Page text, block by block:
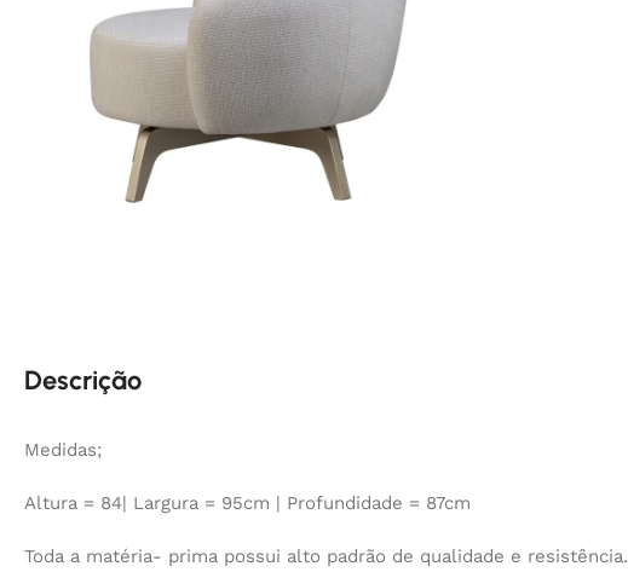
Descrição
Medidas;
Altura = 84| Largura = 95cm | Profundidade = 87cm
Toda a matéria- prima possui alto padrão de qualidade e resistência.